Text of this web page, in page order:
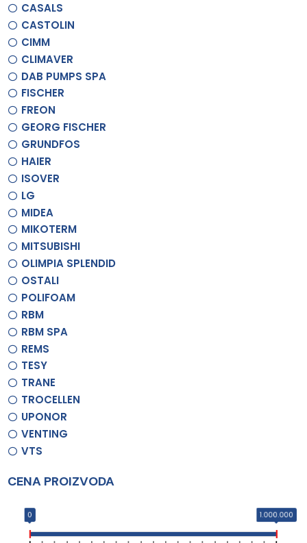
CASALS
CASTOLIN
CIMM
CLIMAVER
DAB PUMPS SPA
FISCHER
FREON
GEORG FISCHER
GRUNDFOS
HAIER
ISOVER
LG
MIDEA
MIKOTERM
MITSUBISHI
OLIMPIA SPLENDID
OSTALI
POLIFOAM
RBM
RBM SPA
REMS
TESY
TRANE
TROCELLEN
UPONOR
VENTING
VTS
CENA PROIZVODA
0 1.000.000